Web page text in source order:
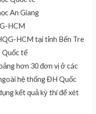
An Giang
HCM
HCM tại tỉnh Bến Tre
tế
hơn 30 đơn vị ở các
hệ thống ĐH Quốc
kết quả kỳ thi để xét